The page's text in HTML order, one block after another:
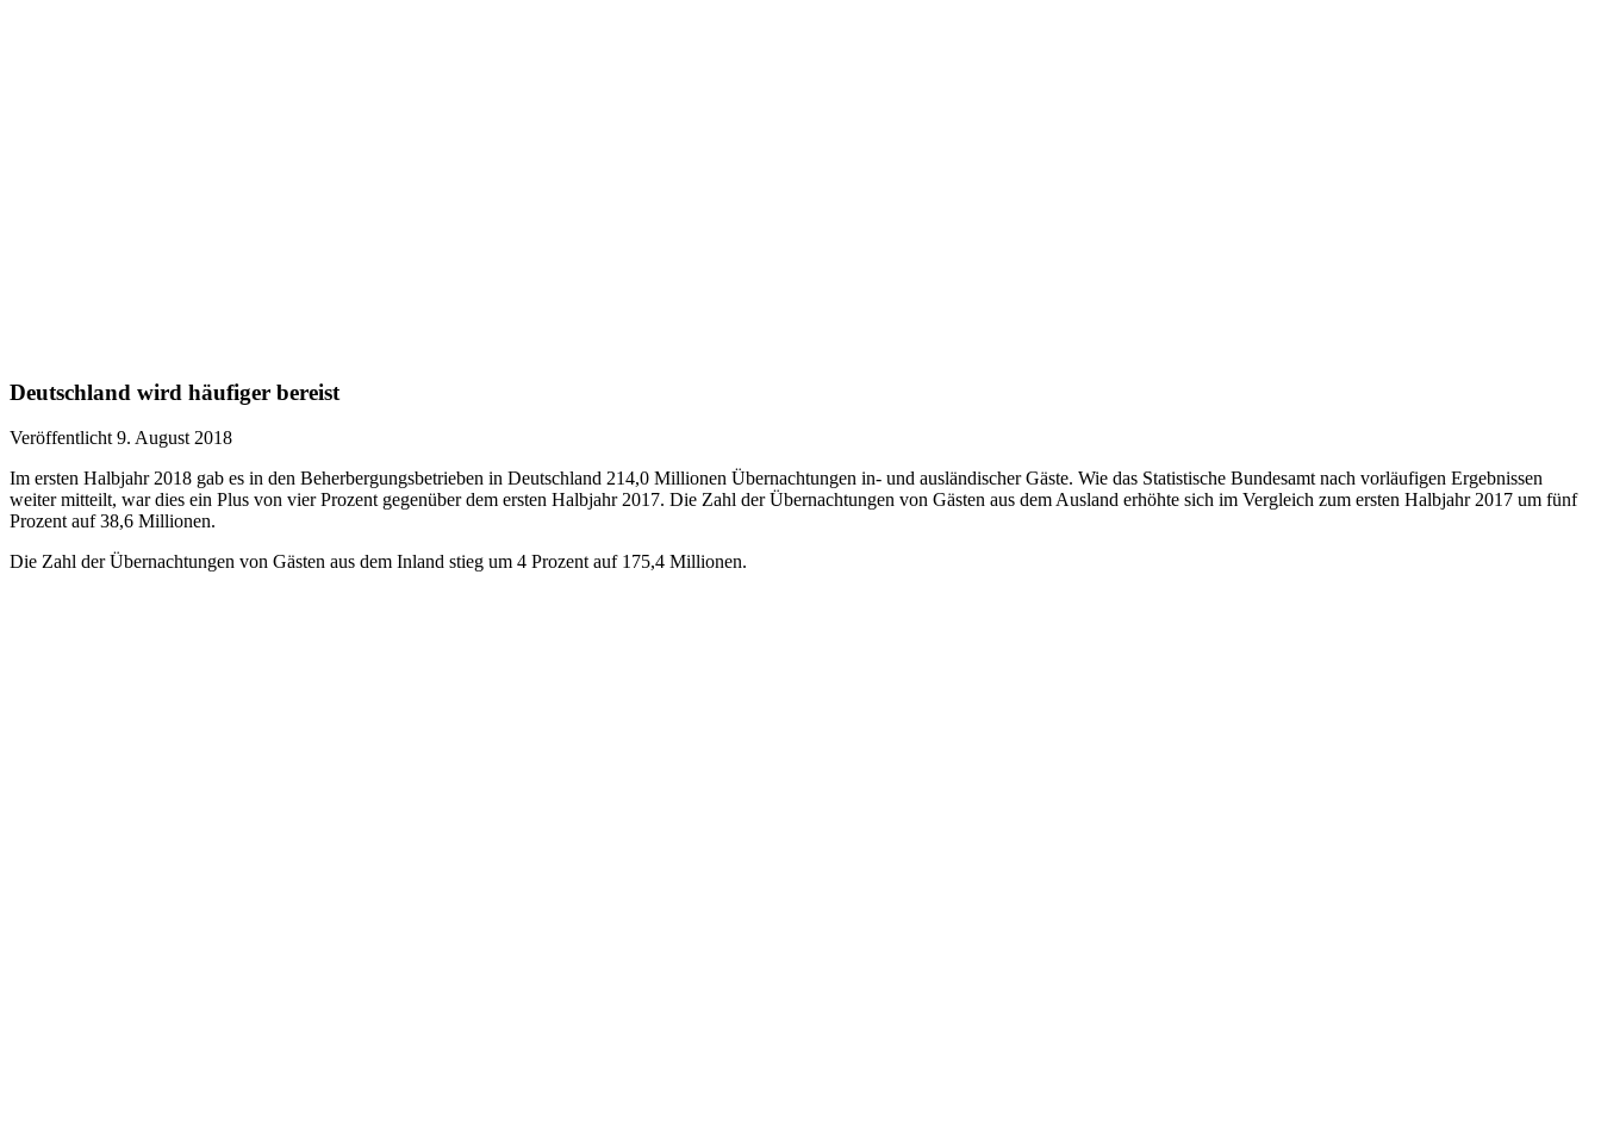
Deutschland wird häufiger bereist
Veröffentlicht 9. August 2018
Im ersten Halbjahr 2018 gab es in den Beherbergungsbetrieben in Deutschland 214,0 Millionen Übernachtungen in- und ausländischer Gäste. Wie das Statistische Bundesamt nach vorläufigen Ergebnissen
weiter mitteilt, war dies ein Plus von vier Prozent gegenüber dem ersten Halbjahr 2017. Die Zahl der Übernachtungen von Gästen aus dem Ausland erhöhte sich im Vergleich zum ersten Halbjahr 2017 um fünf
Prozent auf 38,6 Millionen.
Die Zahl der Übernachtungen von Gästen aus dem Inland stieg um 4 Prozent auf 175,4 Millionen.